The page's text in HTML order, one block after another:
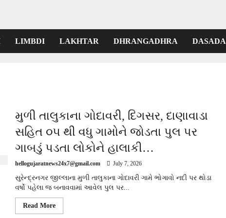
LIMBDI LAKHTAR DHRANGADHRA DASADA
મુળી તાલુકાના ગોદાવરી, દિગસર, દાણાવાડા
સહિત ૦૫ થી વધુ ગામોને જોડતા પુલ પર
ગાબડું પડતા લોકોને હાલાકી…
hellogujaratnews24x7@gmail.com July 7, 2026
સુરેન્દ્રનગર જીલ્લાના મુળી તાલુકાના ગોદાવરી ગામે ભોગાવો નદી પર થોડા
વર્ષો પહેલા જ બનાવવામાં આવેલ પુલ પર...
Read MoreRead
more